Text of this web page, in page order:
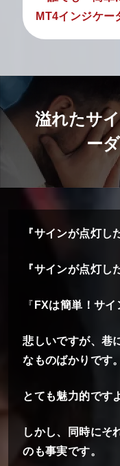
MT4インジケー
溢れたサ
ー
『サインが点灯し
『サインが点灯し
『 FXは簡単！サイ
悲しいですが、巷
なものばかりです。
とても魅力的です
しかし、同時にそ
のも事実です。